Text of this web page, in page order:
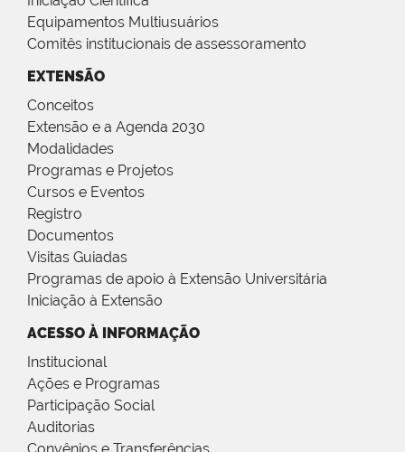
Equipamentos Multiusuários
Comitês institucionais de assessoramento
EXTENSÃO
Conceitos
Extensão e a Agenda 2030
Modalidades
Programas e Projetos
Cursos e Eventos
Registro
Documentos
Visitas Guiadas
Programas de apoio à Extensão Universitária
Iniciação à Extensão
ACESSO À INFORMAÇÃO
Institucional
Ações e Programas
Participação Social
Auditorias